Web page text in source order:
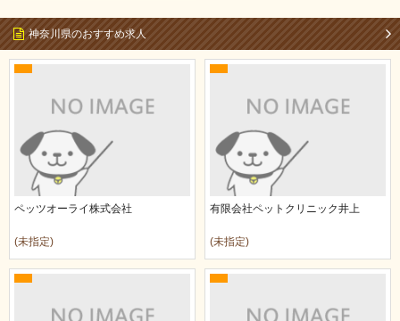
神奈川県のおすすめ求人
ペッツオーライ株式会社
(未指定)
有限会社ペットクリニック井上
(未指定)